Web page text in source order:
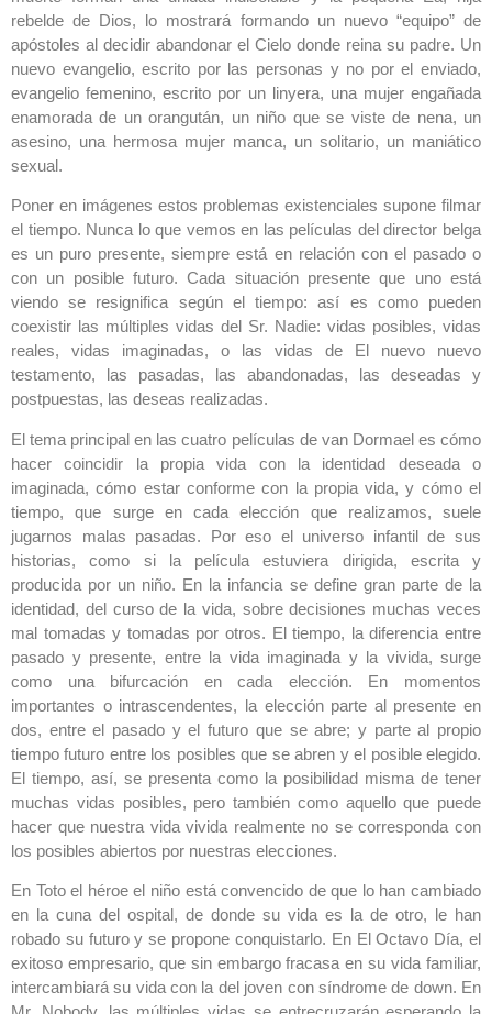
rebelde de Dios, lo mostrará formando un nuevo “equipo” de
apóstoles al decidir abandonar el Cielo donde reina su padre. Un
nuevo evangelio, escrito por las personas y no por el enviado,
evangelio femenino, escrito por un linyera, una mujer engañada
enamorada de un orangután, un niño que se viste de nena, un
asesino, una hermosa mujer manca, un solitario, un maniático
sexual.
Poner en imágenes estos problemas existenciales supone filmar
el tiempo. Nunca lo que vemos en las películas del director belga
es un puro presente, siempre está en relación con el pasado o
con un posible futuro. Cada situación presente que uno está
viendo se resignifica según el tiempo: así es como pueden
coexistir las múltiples vidas del Sr. Nadie: vidas posibles, vidas
reales, vidas imaginadas, o las vidas de El nuevo nuevo
testamento, las pasadas, las abandonadas, las deseadas y
postpuestas, las deseas realizadas.
El tema principal en las cuatro películas de van Dormael es cómo
hacer coincidir la propia vida con la identidad deseada o
imaginada, cómo estar conforme con la propia vida, y cómo el
tiempo, que surge en cada elección que realizamos, suele
jugarnos malas pasadas. Por eso el universo infantil de sus
historias, como si la película estuviera dirigida, escrita y
producida por un niño. En la infancia se define gran parte de la
identidad, del curso de la vida, sobre decisiones muchas veces
mal tomadas y tomadas por otros. El tiempo, la diferencia entre
pasado y presente, entre la vida imaginada y la vivida, surge
como una bifurcación en cada elección. En momentos
importantes o intrascendentes, la elección parte al presente en
dos, entre el pasado y el futuro que se abre; y parte al propio
tiempo futuro entre los posibles que se abren y el posible elegido.
El tiempo, así, se presenta como la posibilidad misma de tener
muchas vidas posibles, pero también como aquello que puede
hacer que nuestra vida vivida realmente no se corresponda con
los posibles abiertos por nuestras elecciones.
En Toto el héroe el niño está convencido de que lo han cambiado
en la cuna del ospital, de donde su vida es la de otro, le han
robado su futuro y se propone conquistarlo. En El Octavo Día, el
exitoso empresario, que sin embargo fracasa en su vida familiar,
intercambiará su vida con la del joven con síndrome de down. En